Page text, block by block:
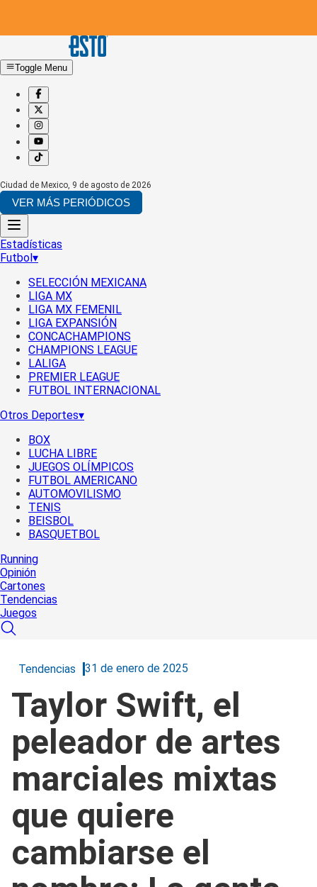
Toggle Menu
Ciudad de Mexico, 9 de agosto de 2026
VER MÁS PERIÓDICOS
Estadísticas
Futbol▾
SELECCIÓN MEXICANA
LIGA MX
LIGA MX FEMENIL
LIGA EXPANSIÓN
CONCACHAMPIONS
CHAMPIONS LEAGUE
LALIGA
PREMIER LEAGUE
FUTBOL INTERNACIONAL
Otros Deportes▾
BOX
LUCHA LIBRE
JUEGOS OLÍMPICOS
FUTBOL AMERICANO
AUTOMOVILISMO
TENIS
BEISBOL
BASQUETBOL
Running
Opinión
Cartones
Tendencias
Juegos
Tendencias 31 de enero de 2025
Taylor Swift, el
peleador de artes
marciales mixtas
que quiere
cambiarse el